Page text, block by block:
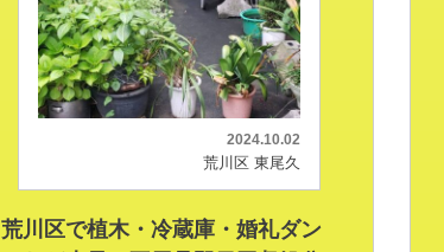
2024.10.02
荒川区 東尾久
荒川区で植木・冷蔵庫・婚礼ダン